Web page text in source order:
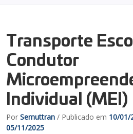
Transporte
Condutor
Individual (MEI)
Por Semuttran / Publicado em 10/01/
05/11/2025